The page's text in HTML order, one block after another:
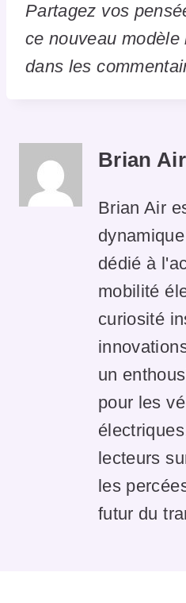
Partagez vos
ce nouveau modèle
dans les
Brian Air
Brian Air
dédié à
mobilité
curiosité
un
pour les
lecteurs
les
futur du